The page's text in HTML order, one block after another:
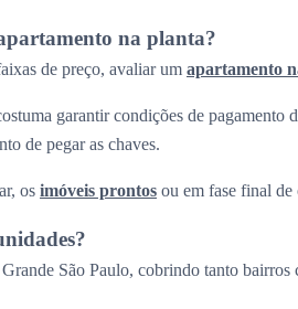
na planta?
de preço, avaliar um apartamento
garantir condições de pagamento
de pegar as chaves.
os imóveis prontos ou em fase final de
São Paulo, cobrindo tanto